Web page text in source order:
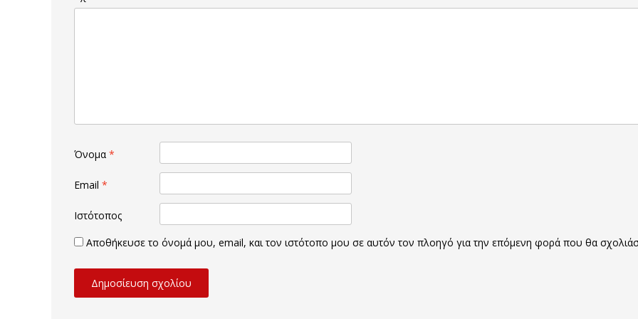
Όνομα *
Email *
Ιστότοπος
Αποθήκευσε το όνομά μου, email, και τον ιστότοπο μου σε αυτόν τον πλοηγό για την επόμενη φορά που θα